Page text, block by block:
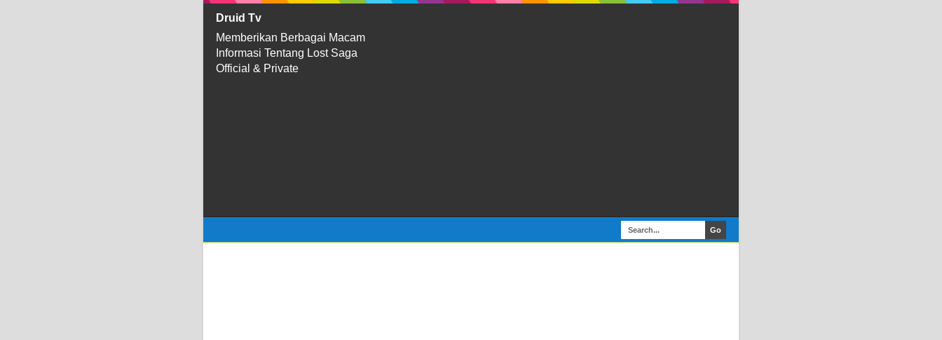
Druid Tv
Memberikan Berbagai Macam
Informasi Tentang Lost Saga
Official & Private